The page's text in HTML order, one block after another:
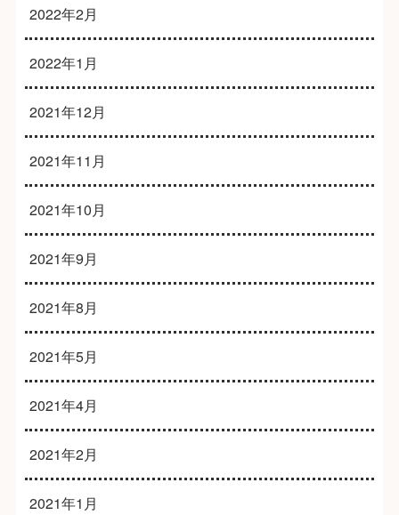
2022年2月
2022年1月
2021年12月
2021年11月
2021年10月
2021年9月
2021年8月
2021年5月
2021年4月
2021年2月
2021年1月